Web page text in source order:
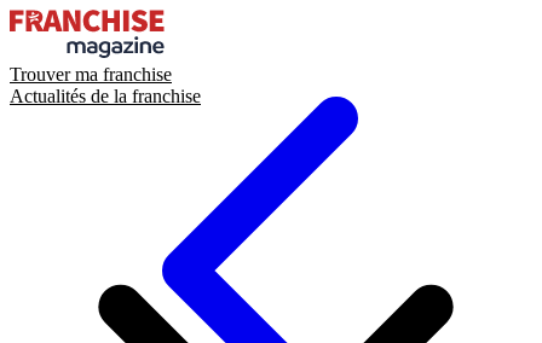
Trouver ma franchise
Actualités de la franchise